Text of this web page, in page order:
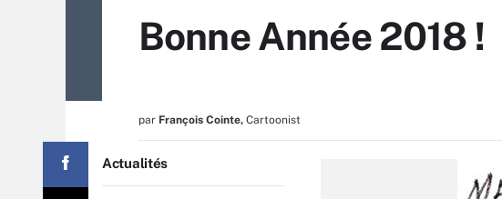
Bonne Année 2018 !
par François Cointe, Cartoonist
Actualités